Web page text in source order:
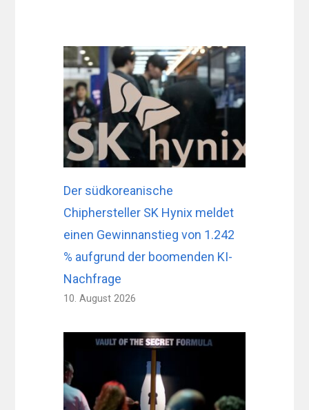
Der südkoreanische
Chiphersteller SK Hynix meldet
einen Gewinnanstieg von 1.242
% aufgrund der boomenden KI-
Nachfrage
10. August 2026